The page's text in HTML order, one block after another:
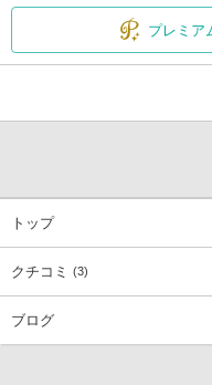
プレミア
トップ
クチコミ (3)
ブログ